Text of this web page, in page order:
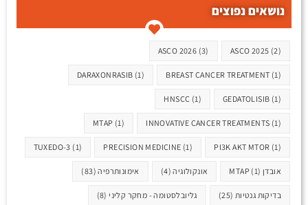
נושאים נפוצים
תגיות
ASCO 2025 (2)
ASCO 2026 (3)
BREAST CANCER TREATMENT (1)
DARAXONRASIB (1)
GEDATOLISIB (1)
HNSCC (1)
INNOVATIVE CANCER TREATMENTS (1)
MTAP (1)
PI3K AKT MTOR (1)
PRECISION MEDICINE (1)
TUXEDO-3 (1)
אובדן MTAP (1) אונקולוגיה(4) אימונותרפיה(83)
בדיקות גנטיות (25) גליובלסטומה - מחקר קליני(8)